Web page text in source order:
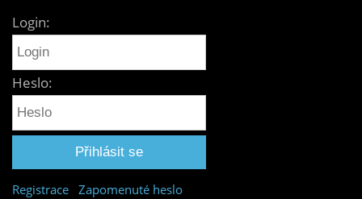
Login:
Heslo:
Registrace Zapomenuté heslo